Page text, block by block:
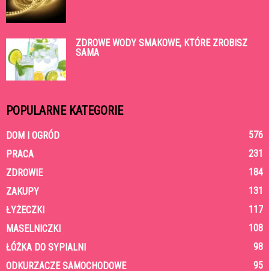
ZDROWE WODY SMAKOWE, KTÓRE ZROBISZ
SAMA
POPULARNE KATEGORIE
DOM I OGRÓD
576
PRACA
231
ZDROWIE
184
ZAKUPY
131
ŁYŻECZKI
117
MASELNICZKI
108
ŁÓŻKA DO SYPIALNI
98
ODKURZACZE SAMOCHODOWE
95